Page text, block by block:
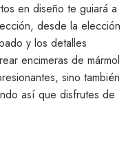
en diseño te guiará a
desde la elección
y los detalles
encimeras de mármol
sino también
así que disfrutes de